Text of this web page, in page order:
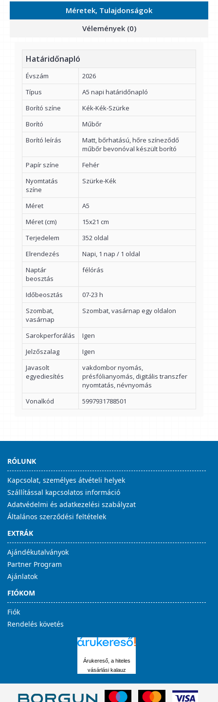
Méretek, Tulajdonságok
Vélemények (0)
Határidőnapló
Évszám
2026
Típus
A5 napi határidőnapló
Borító színe
Kék-Kék-Szürke
Borító
Műbőr
Borító leírás
Matt, bőrhatású, hőre színeződő
műbőr bevonóval készült borító
Papír színe
Fehér
Nyomtatás
színe
Szürke-Kék
Méret
A5
Méret (cm)
15x21 cm
Terjedelem
352 oldal
Elrendezés
Napi, 1 nap / 1 oldal
Naptár
beosztás
félórás
Időbeosztás
07-23 h
Szombat,
vasárnap
Szombat, vasárnap egy oldalon
Sarokperforálás
Igen
Jelzőszalag
Igen
Javasolt
egyediesítés
vakdombor nyomás,
présfólianyomás, digitális transzfer
nyomtatás, névnyomás
Vonalkód
5997931788501
RÓLUNK
Kapcsolat, személyes átvételi helyek
Szállítással kapcsolatos információ
Adatvédelmi és adatkezelési szabályzat
Általános szerződési feltételek
EXTRÁK
Ajándékutalványok
Partner Program
Ajánlatok
FIÓKOM
Fiók
Rendelés követés
Árukereső, a hiteles
vásárlási kalauz